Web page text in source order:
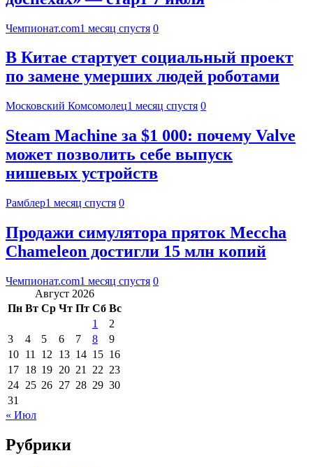
Чемпионат.com1 месяц спустя 0
В Китае стартует социальный проект
по замене умерших людей роботами
Московский Комсомолец1 месяц спустя 0
Steam Machine за $1 000: почему Valve
может позволить себе выпуск
нишевых устройств
Рамблер1 месяц спустя 0
Продажи симулятора пряток Meccha
Chameleon достигли 15 млн копий
Чемпионат.com1 месяц спустя 0
Август 2026
Пн Вт Ср Чт Пт Сб Вс
1
2
3
4 5 6 7 8
9
10 11 12 13 14 15 16
17 18 19 20 21 22 23
24 25 26 27 28 29 30
31
« Июл
Рубрики